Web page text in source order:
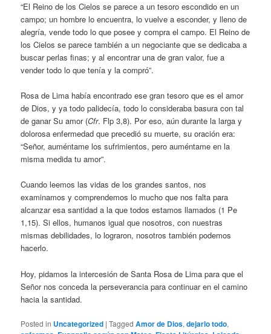
“El Reino de los Cielos se parece a un tesoro escondido en un
campo; un hombre lo encuentra, lo vuelve a esconder, y lleno de
alegría, vende todo lo que posee y compra el campo. El Reino de
los Cielos se parece también a un negociante que se dedicaba a
buscar perlas finas; y al encontrar una de gran valor, fue a
vender todo lo que tenía y la compró”.
Rosa de Lima había encontrado ese gran tesoro que es el amor
de Dios, y ya todo palidecía, todo lo consideraba basura con tal
de ganar Su amor (Cfr. Flp 3,8). Por eso, aún durante la larga y
dolorosa enfermedad que precedió su muerte, su oración era:
“Señor, auméntame los sufrimientos, pero auméntame en la
misma medida tu amor”.
Cuando leemos las vidas de los grandes santos, nos
examinamos y comprendemos lo mucho que nos falta para
alcanzar esa santidad a la que todos estamos llamados (1 Pe
1,15). Si ellos, humanos igual que nosotros, con nuestras
mismas debilidades, lo lograron, nosotros también podemos
hacerlo.
Hoy, pidamos la intercesión de Santa Rosa de Lima para que el
Señor nos conceda la perseverancia para continuar en el camino
hacia la santidad.
Posted in Uncategorized |Tagged Amor de Dios,dejarlo todo,